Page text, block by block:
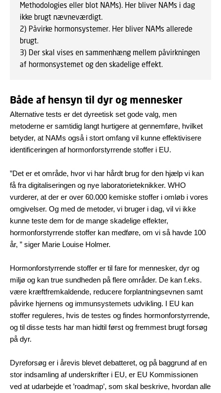
Methodologies eller blot NAMs). Her bliver NAMs i dag
ikke brugt nævneværdigt.
2) Påvirke hormonsystemer. Her bliver NAMs allerede
brugt.
3) Der skal vises en sammenhæng mellem påvirkningen
af hormonsystemet og den skadelige effekt.
Både af hensyn til dyr og mennesker
Alternative tests er det dyreetisk set gode valg, men
metoderne er samtidig langt hurtigere at gennemføre, hvilket
betyder, at NAMs også i stort omfang vil kunne effektivisere
identificeringen af hormonforstyrrende stoffer i EU.
”Det er et område, hvor vi har hårdt brug for den hjælp vi kan
få fra digitaliseringen og nye laboratorieteknikker. WHO
vurderer, at der er over 60.000 kemiske stoffer i omløb i vores
omgivelser. Og med de metoder, vi bruger i dag, vil vi ikke
kunne teste dem for de mange skadelige effekter,
hormonforstyrrende stoffer kan medføre, om vi så havde 100
år, ” siger Marie Louise Holmer.
Hormonforstyrrende stoffer er til fare for mennesker, dyr og
miljø og kan true sundheden på flere områder. De kan f.eks.
være kræftfremkaldende, reducere forplantningsevnen samt
påvirke hjernens og immunsystemets udvikling. I EU kan
stoffer reguleres, hvis de testes og findes hormonforstyrrende,
og til disse tests har man hidtil først og fremmest brugt forsøg
på dyr.
Dyreforsøg er i årevis blevet debatteret, og på baggrund af en
stor indsamling af underskrifter i EU, er EU Kommissionen
ved at udarbejde et ’roadmap’, som skal beskrive, hvordan alle